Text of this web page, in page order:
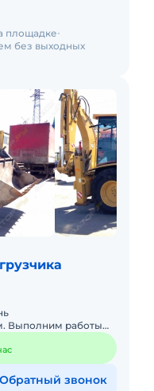
площадке
без выходных
Выполним работы
сроки. Оплата в
Обратный звонок